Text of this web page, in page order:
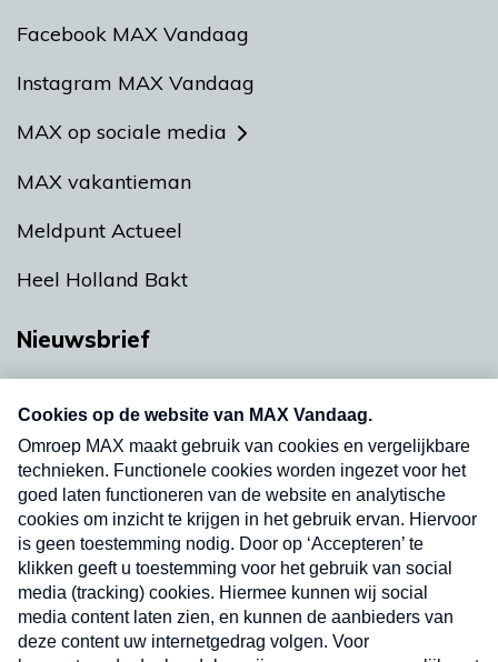
Facebook MAX Vandaag
Instagram MAX Vandaag
MAX op sociale media
MAX vakantieman
Meldpunt Actueel
Heel Holland Bakt
Nieuwsbrief
nieuwsbrief. Elke vrijdag- en dinsdagochtend in
uw mailbox.
Verzend